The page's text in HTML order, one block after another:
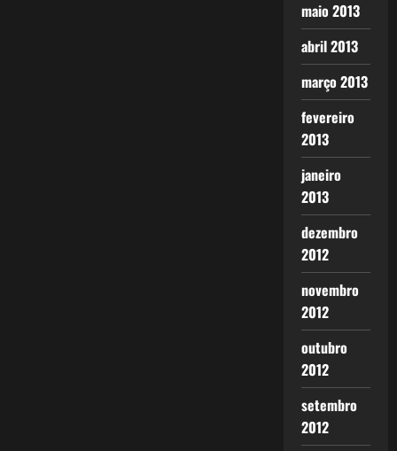
maio 2013
abril 2013
março 2013
fevereiro
2013
janeiro
2013
dezembro
2012
novembro
2012
outubro
2012
setembro
2012